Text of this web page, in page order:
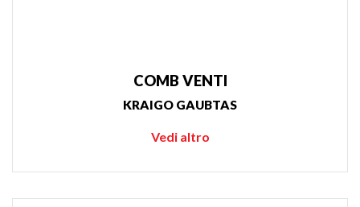
COMB VENTI
KRAIGO GAUBTAS
Vedi altro